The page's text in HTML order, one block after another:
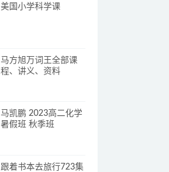
美国小学科学课
马方旭万词王全部课
程、讲义、资料
马凯鹏 2023高二化学
暑假班 秋季班
跟着书本去旅行723集